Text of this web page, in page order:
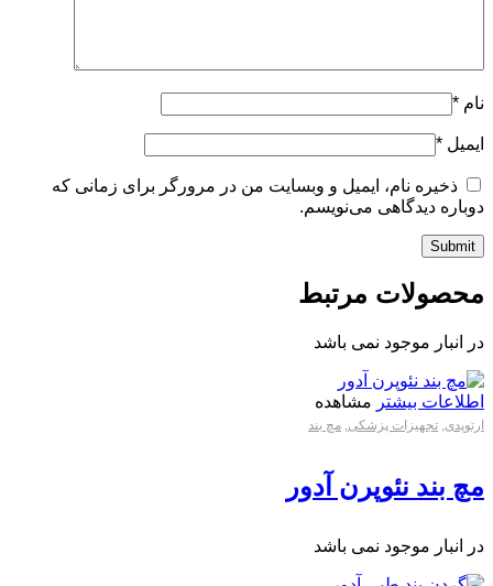
نام *
ایمیل *
ذخیره نام، ایمیل و وبسایت من در مرورگر برای زمانی که
دوباره دیدگاهی می‌نویسم.
محصولات مرتبط
در انبار موجود نمی باشد
اطلاعات بیشتر مشاهده
ارتوپدی, تجهیزات پزشکی, مچ بند
مچ بند نئوپرن آدور
در انبار موجود نمی باشد